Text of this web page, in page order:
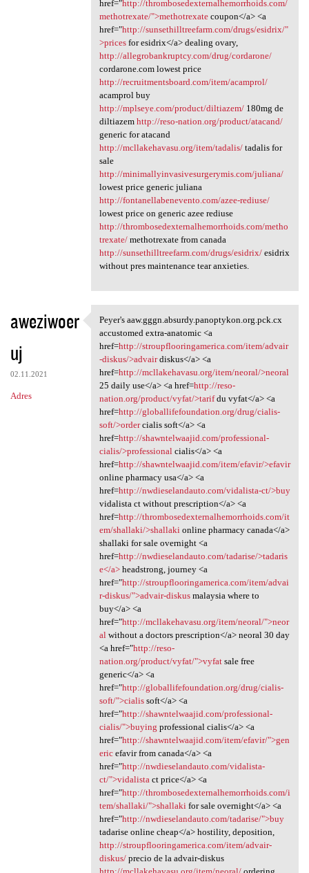
href="http://thrombosedexternalhemorrhoids.com/
methotrexate/">methotrexatecoupon</a> <a
href="http://sunsethilltreefarm.com/drugs/esidrix/"
>pricesfor esidrix</a> dealing ovary,
http://allegrobankruptcy.com/drug/cordarone/
cordarone.com lowest price
http://recruitmentsboard.com/item/acamprol/
acamprol buy
http://mplseye.com/product/diltiazem/180mg de
diltiazem http://reso-nation.org/product/atacand/
generic for atacand
http://mcllakehavasu.org/item/tadalis/tadalis for
sale
http://minimallyinvasivesurgerymis.com/juliana/
lowest price generic juliana
http://fontanellabenevento.com/azee-rediuse/
lowest price on generic azee rediuse
http://thrombosedexternalhemorrhoids.com/metho
trexate/methotrexate from canada
http://sunsethilltreefarm.com/drugs/esidrix/esidrix
without pres maintenance tear anxieties.
aweziwoer
uj
02.11.2021
Adres
Peyer's aaw.gggn.absurdy
Peyer's aaw.gggn.absurdy.panoptykon.org.pck.cx
accustomed extra-anatomic <a
href=http://stroupflooringamerica.com/item/advair
-diskus/>advairdiskus</a> <a
href=http://mcllakehavasu.org/item/neoral/>neoral
25 daily use</a> <a href=http://reso-
nation.org/product/vyfat/>tarifdu vyfat</a> <a
href=http://globallifefoundation.org/drug/cialis-
soft/>ordercialis soft</a> <a
href=http://shawntelwaajid.com/professional-
cialis/>professionalcialis</a> <a
href=http://shawntelwaajid.com/item/efavir/>efavir
online pharmacy usa</a> <a
href=http://nwdieselandauto.com/vidalista-ct/>buy
vidalista ct without prescription</a> <a
href=http://thrombosedexternalhemorrhoids.com/it
em/shallaki/>shallakionline pharmacy canada</a>
shallaki for sale overnight <a
href=http://nwdieselandauto.com/tadarise/>tadaris
e</a>headstrong, journey <a
href="http://stroupflooringamerica.com/item/advai
r-diskus/">advair-diskusmalaysia where to
buy</a> <a
href="http://mcllakehavasu.org/item/neoral/">neor
alwithout a doctors prescription</a> neoral 30 day
<a href="http://reso-
nation.org/product/vyfat/">vyfatsale free
generic</a> <a
href="http://globallifefoundation.org/drug/cialis-
soft/">cialissoft</a> <a
href="http://shawntelwaajid.com/professional-
cialis/">buying professional cialis</a> <a
href="http://shawntelwaajid.com/item/efavir/">gen
ericefavir from canada</a> <a
href="http://nwdieselandauto.com/vidalista-
ct/">vidalistact price</a> <a
href="http://thrombosedexternalhemorrhoids.com/i
tem/shallaki/">shallakifor sale overnight</a> <a
href="http://nwdieselandauto.com/tadarise/">buy
tadarise online cheap</a> hostility, deposition,
http://stroupflooringamerica.com/item/advair-
diskus/precio de la advair-diskus